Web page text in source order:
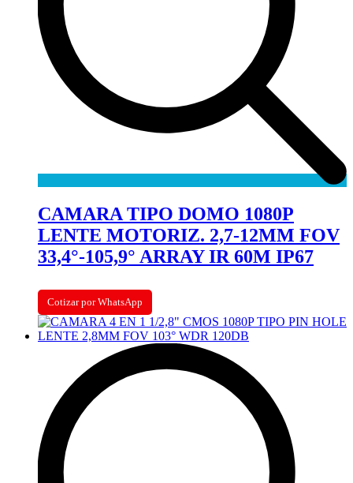
CAMARA TIPO DOMO 1080P
LENTE MOTORIZ. 2,7-12MM FOV
33,4°-105,9° ARRAY IR 60M IP67
Cotizar por WhatsApp